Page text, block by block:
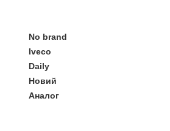
No brand
Iveco
Daily
Новий
Аналог